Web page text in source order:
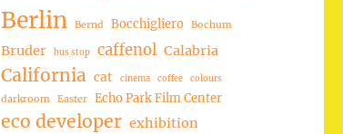
Berlin Bernd Bocchigliero Bochum
Bruder bus stop caffenol Calabria
California cat cinema coffee colours
darkroom Easter Echo Park Film Center
eco developer exhibition